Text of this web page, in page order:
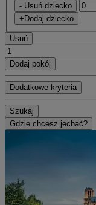
- Usuń dziecko
+Dodaj dziecko
Usuń
Dodaj pokój
Dodatkowe kryteria
Szukaj
Gdzie chcesz jechać?